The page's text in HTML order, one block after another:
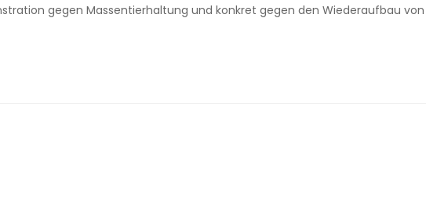
gegen Massentierhaltung und konkret gegen den Wiederaufbau